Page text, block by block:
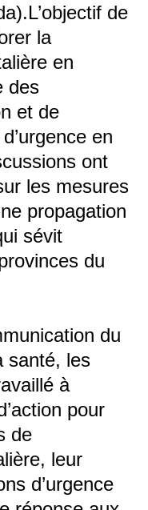
de
la
en
des
et de
en
ont
les mesures
propagation
sévit
du
du
santé, les
à
pour
de
leur
d’urgence